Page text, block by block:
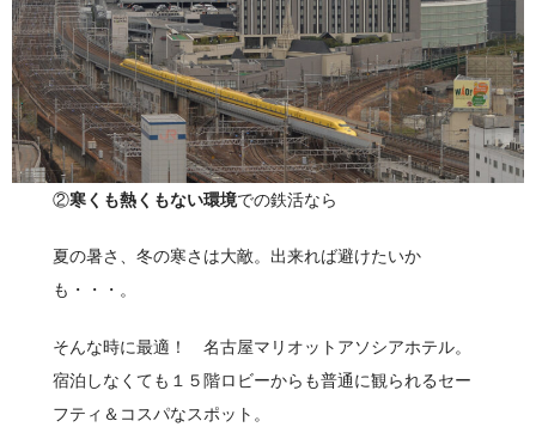
②寒くも熱くもない環境での鉄活なら
夏の暑さ、冬の寒さは大敵。出来れば避けたいか
も・・・。
そんな時に最適！ 名古屋マリオットアソシアホテル。
宿泊しなくても１５階ロビーからも普通に観られるセー
フティ＆コスパなスポット。